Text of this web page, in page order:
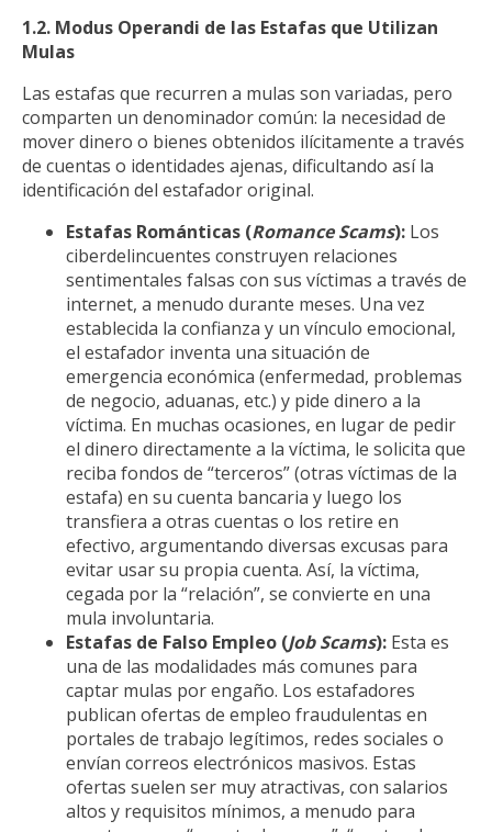
1.2. Modus Operandi de las Estafas que Utilizan
Mulas
Las estafas que recurren a mulas son variadas, pero
comparten un denominador común: la necesidad de
mover dinero o bienes obtenidos ilícitamente a través
de cuentas o identidades ajenas, dificultando así la
identificación del estafador original.
Estafas Románticas (Romance Scams): Los
ciberdelincuentes construyen relaciones
sentimentales falsas con sus víctimas a través de
internet, a menudo durante meses. Una vez
establecida la confianza y un vínculo emocional,
el estafador inventa una situación de
emergencia económica (enfermedad, problemas
de negocio, aduanas, etc.) y pide dinero a la
víctima. En muchas ocasiones, en lugar de pedir
el dinero directamente a la víctima, le solicita que
reciba fondos de “terceros” (otras víctimas de la
estafa) en su cuenta bancaria y luego los
transfiera a otras cuentas o los retire en
efectivo, argumentando diversas excusas para
evitar usar su propia cuenta. Así, la víctima,
cegada por la “relación”, se convierte en una
mula involuntaria.
Estafas de Falso Empleo (Job Scams): Esta es
una de las modalidades más comunes para
captar mulas por engaño. Los estafadores
publican ofertas de empleo fraudulentas en
portales de trabajo legítimos, redes sociales o
envían correos electrónicos masivos. Estas
ofertas suelen ser muy atractivas, con salarios
altos y requisitos mínimos, a menudo para